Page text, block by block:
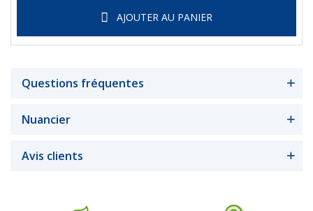
Qté.
AJOUTER AU PANIER
Questions fréquentes
Nuancier
Avis clients